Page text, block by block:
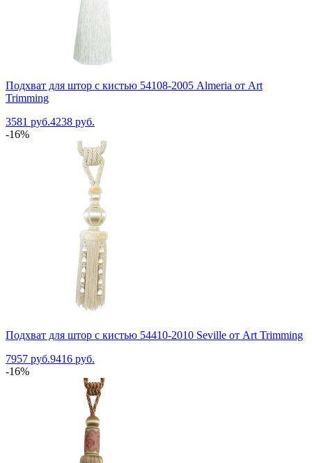
Подхват для штор с кистью 54108-2005 Almeria от Art
Trimming
3581 руб.4238 руб.
-16%
Подхват для штор с кистью 54410-2010 Seville от Art Trimming
7957 руб.9416 руб.
-16%